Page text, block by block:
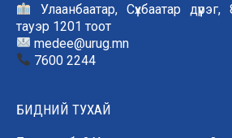
Улаанбаатар, Сүхбаатар
тауэр 1201 тоот
medee@urug.mn
7600 2244
БИДНИЙ ТУХАЙ